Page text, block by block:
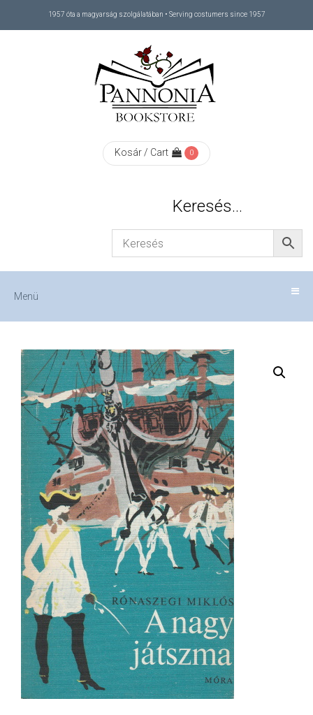
1957 óta a magyarság szolgálatában • Serving costumers since 1957
Kosár / Cart 0
Keresés…
Menü
SHOP
KAPCSOLAT
CONTACT